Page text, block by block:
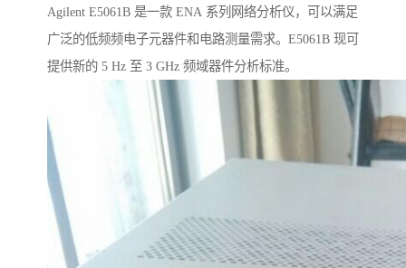
Agilent E5061B 是一款 ENA 系列网络分析仪，可以满足
广泛的低频频电子元器件和电路测量需求。E5061B 现可
提供新的 5 Hz 至 3 GHz 频域器件分析标准。